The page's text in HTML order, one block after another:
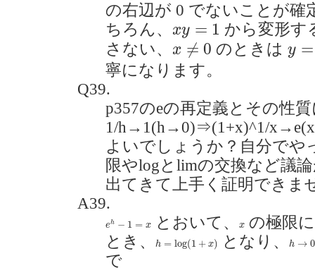
の右辺が 0 でないことが確
ちろん、
xy = 1
xy=1
から変形す
さない、
x ≠ 0
x≠ 0 のときはy =
y= 1
寧になります。
Q39.
p357のeの再定義とその性
1/h→1(h→0)⇒(1+x)^1/
よいでしょうか？自分でや
限やlogとlimの交換など議
出てきて上手く証明できま
A39.
eh − 1 = x
h = とおいて、x
x の極限
とき、
h = log(1 + x)
h log(1+x となり、h → 0
h 0
で